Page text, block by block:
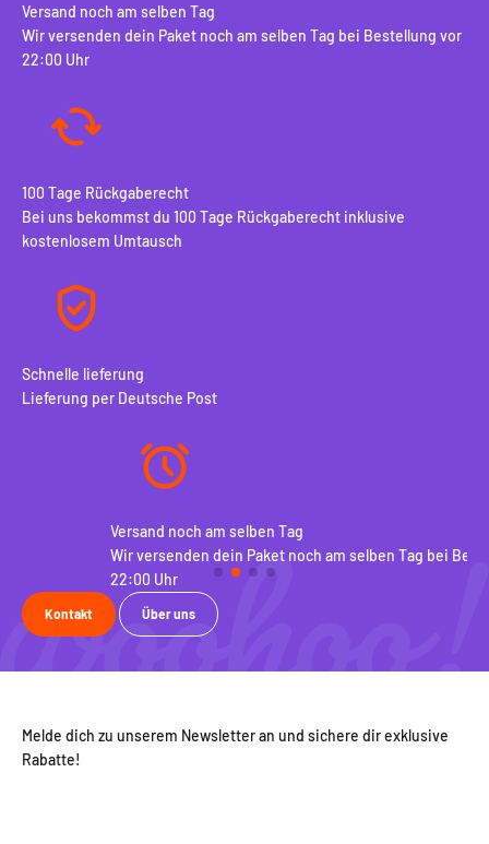
Versand noch am selben Tag
Wir versenden dein Paket noch am selben Tag bei Bestellung vor
22:00 Uhr
100 Tage Rückgaberecht
Bei uns bekommst du 100 Tage Rückgaberecht inklusive
kostenlosem Umtausch
Schnelle lieferung
Lieferung per Deutsche Post
Versand noch am selben Tag
Wir versenden dein Paket noch am selben Tag bei Bestellung vor
Kontakt Über uns
Melde dich zu unserem Newsletter an und sichere dir exklusive
Rabatte!